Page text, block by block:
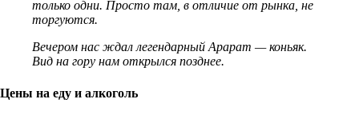
только одни. Просто там, в отличие от рынка, не
торгуются.
Вечером нас ждал легендарный Арарат — коньяк.
Вид на гору нам открылся позднее.
Цены на еду и алкоголь